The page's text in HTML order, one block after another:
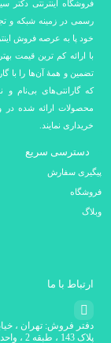
رسمی در زمینه شبکه و
خود پا به عرصه فروش
با ارائه کم ترین قیمت
تضمین و همۀ آن‌ها را با
که گارانتی‌های بی‌نام
محصولات ارائه شده در
خریداری نمایند.
دسترسی سریع
پیگیری سفارش
فروشگاه
وبلاگ
ارتباط با ما
دفتر فروش: تهران ،
پلاک 143 ، طبقه 2 ، واحد 3